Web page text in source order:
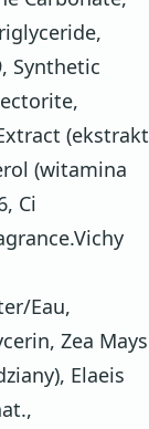
Synthetic
(ekstrakt
(witamina
Ci
Eau,
Zea Mays
Elaeis